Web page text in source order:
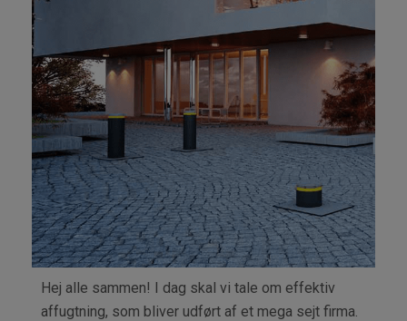
Hej alle sammen! I dag skal vi tale om effektiv
affugtning, som bliver udført af et mega sejt firma.